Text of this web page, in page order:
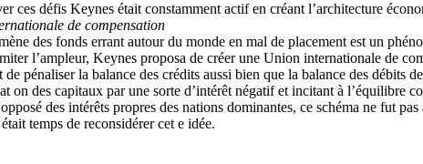
ces défis Keynes était constamment actif en créant l’architecture
de compensation
des fonds errant autour du monde en mal de placement est un
l’ampleur, Keynes proposa de créer une Union internationale de
de pénaliser la balance des crédits aussi bien que la balance des débits
on des capitaux par une sorte d’intérêt négatif et incitant à l’équilibre
des intérêts propres des nations dominantes, ce schéma ne fut
temps de reconsidérer cet e idée.